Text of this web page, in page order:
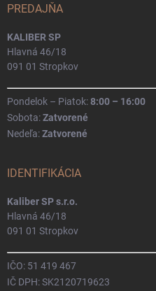
PREDAJŇA
KALIBER SP
Hlavná 46/18
091 01 Stropkov
Pondelok – Piatok:8:00 – 16:00
Sobota:Zatvorené
Nedeľa:Zatvorené
IDENTIFIKÁCIA
Kaliber SP s.r.o.
Hlavná 46/18
091 01 Stropkov
IČO: 51 419 467
IČ DPH: SK2120719623